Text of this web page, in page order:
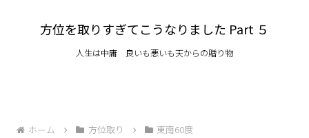
方位を取りすぎてこうなりました Part ５
人生は中庸 良いも悪いも天からの贈り物
ホーム 方位取り 東南60度